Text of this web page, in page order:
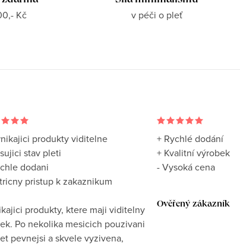
Kč v péči o pleť
produkty viditelne
stav pleti
dodani
pristup k zakaznikum
produkty, ktere maji viditelny
Po nekolika mesicich pouzivani
pevnejsi a skvele vyzivena,
+ Rychlé dodání
+ Kvalitní výrobek
- Vysoká cena
Ověřený zákazník